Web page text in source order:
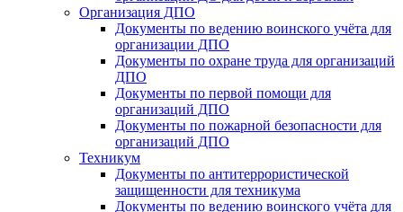
Организация ДПО
Документы по ведению воинского учёта для
организации ДПО
Документы по охране труда для организаций
ДПО
Документы по первой помощи для
организаций ДПО
Документы по пожарной безопасности для
организаций ДПО
Техникум
Документы по антитеррористической
защищенности для техникума
Документы по ведению воинского учёта для